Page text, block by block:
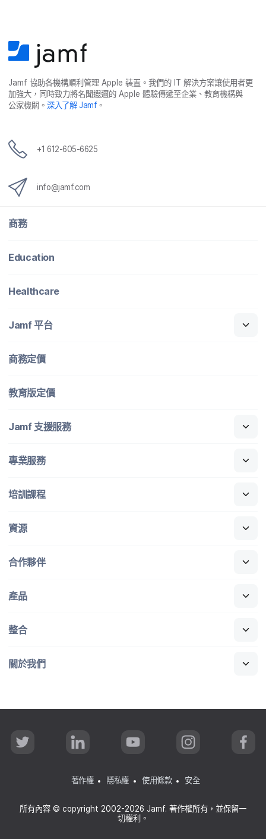
Jamf協助​各​機構​順利​管理 Apple裝置。​我們​的 IT解決​方案​讓​使用​者​更​
加強​大，​同時​致力​將​名聞​遐邇​的 Apple體驗​傳遞​至​企業、​教育​機構​與​
公家​機關。深入​了​解Jamf。
+1 612-605-6625
info@jamf.com
商務
Education
Healthcare
Jamf平​台
商務定​價
教育版定​價
Jamf 支援​服務
專業​服務
培訓​課程
資源
合作​夥伴
產品
整合
關於​我們
所有​內容 © copyright 2002-2026 Jamf. 著​作權​所有，​並​保留​一​
切權利。
著作權 隱私權 使用條款 安全
T
w
L
i
e
d
n
Y
o
u
b
I
n
a
g
a
m
F
a
k